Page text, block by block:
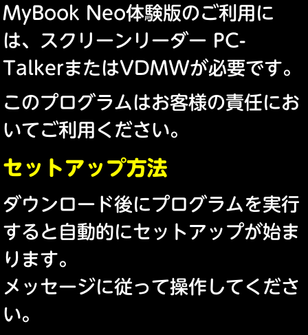
MyBook Neo体験版のご利用に
は、スクリーンリーダー PC-
TalkerまたはVDMWが必要です。
このプログラムはお客様の責任にお
いてご利用ください。
セットアップ方法
ダウンロード後にプログラムを実行
すると自動的にセットアップが始ま
ります。
メッセージに従って操作してくださ
い。